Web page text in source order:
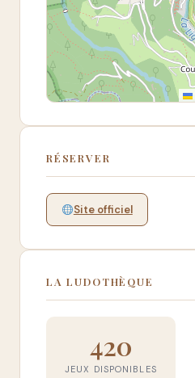
RÉSERVER
Site officiel
LA LUDOTHÈQUE
420
JEUX DISPONIBLES